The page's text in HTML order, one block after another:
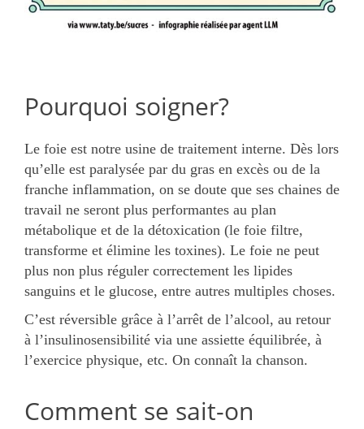
Pourquoi soigner?
Le foie est notre usine de traitement interne. Dès lors
qu’elle est paralysée par du gras en excès ou de la
franche inflammation, on se doute que ses chaines de
travail ne seront plus performantes au plan
métabolique et de la détoxication (le foie filtre,
transforme et élimine les toxines). Le foie ne peut
plus non plus réguler correctement les lipides
sanguins et le glucose, entre autres multiples choses.
C’est réversible grâce à l’arrêt de l’alcool, au retour
à l’insulinosensibilité via une assiette équilibrée, à
l’exercice physique, etc. On connaît la chanson.
Comment se sait-on